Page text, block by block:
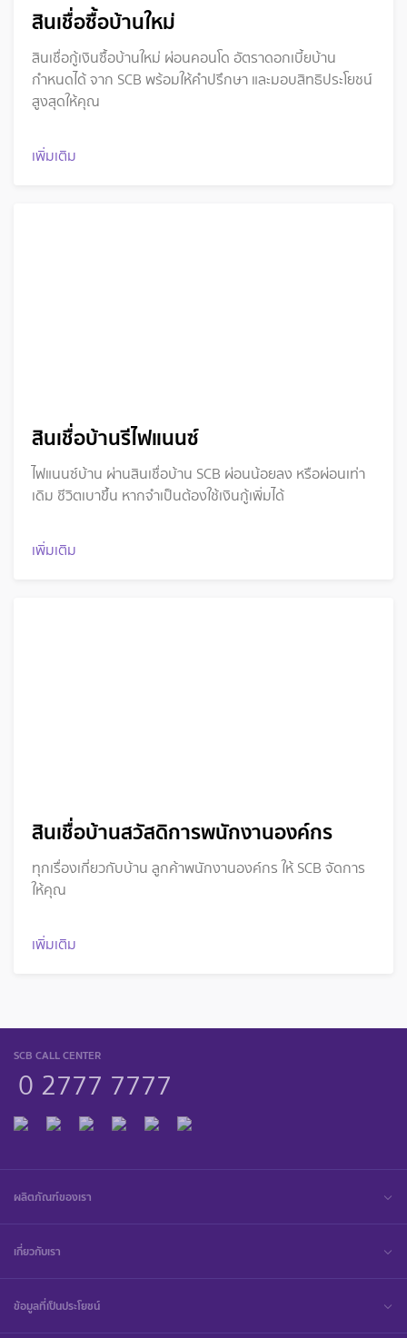
สินเชื่อซื้อบ้านใหม่
สินเชื่อกู้เงินซื้อบ้านใหม่ ผ่อนคอนโด อัตราดอกเบี้ยบ้าน
กำหนดได้ จาก SCB พร้อมให้คำปรึกษา และมอบสิทธิประโยชน์
สูงสุดให้คุณ
เพิ่มเติม
สินเชื่อบ้านรีไฟแนนซ์
ไฟแนนซ์บ้าน ผ่านสินเชื่อบ้าน SCB ผ่อนน้อยลง หรือผ่อนเท่า
เดิม ชีวิตเบาขึ้น หากจำเป็นต้องใช้เงินกู้เพิ่มได้
เพิ่มเติม
สินเชื่อบ้านสวัสดิการพนักงานองค์กร
ทุกเรื่องเกี่ยวกับบ้าน ลูกค้าพนักงานองค์กร ให้ SCB จัดการ
ให้คุณ
เพิ่มเติม
SCB CALL CENTER
0 2777 7777
ผลิตภัณฑ์ของเรา
เกี่ยวกับเรา
ข้อมูลที่เป็นประโยชน์